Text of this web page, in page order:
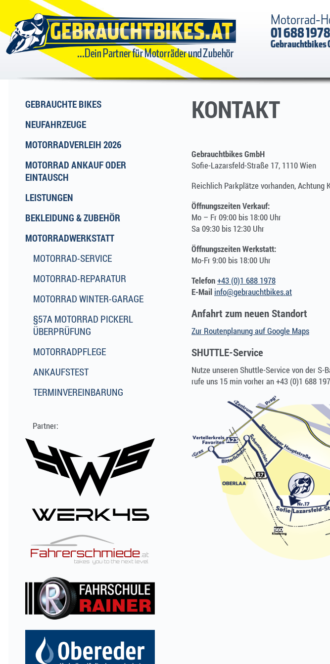
GEBRAUCHTBIKES
...DEIN
PARTNER FÜR
MOTORRÄDER
UND ZUBEHÖR
Motorrad-
01 688
Gebrauchtbikes
KONTAKT
Gebrauchtbikes GmbH
Sofie-Lazarsfeld-Straße 17, 1110 Wien
Reichlich Parkplätze vorhanden, Achtung
Öffnungszeiten Verkauf:
Mo – Fr 09:00 bis 18:00 Uhr
Sa 09:30 bis 12:30 Uhr
Öffnungszeiten Werkstatt:
Mo-Fr 9:00 bis 18:00 Uhr
Telefon+43 (0)1 688 1978
E-Mail info@gebrauchtbikes.at
Anfahrt zum neuen Standort
Zur Routenplanung auf Google Maps
SHUTTLE-Service
Nutze unseren Shuttle-Service von der S-
rufe uns 15 min vorher an +43 (0)1 688
GEBRAUCHTE BIKES
NEUFAHRZEUGE
MOTORRADVERLEIH 2026
MOTORRAD ANKAUF ODER
EINTAUSCH
LEISTUNGEN
BEKLEIDUNG & ZUBEHÖR
MOTORRADWERKSTATT
MOTORRAD-SERVICE
MOTORRAD-REPARATUR
MOTORRAD WINTER-GARAGE
§57A MOTORRAD PICKERL
ÜBERPRÜFUNG
MOTORRADPFLEGE
ANKAUFSTEST
TERMINVEREINBARUNG